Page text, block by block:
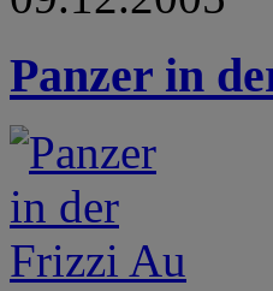
Panzer in